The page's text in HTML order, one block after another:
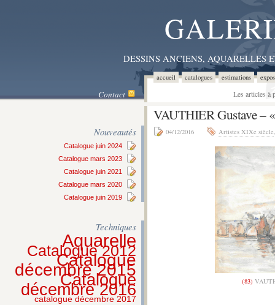
DESSINS ANCIENS,
accueil catalogues estimations
Contact Les articles à
Nouveautés
Catalogue juin 2024
Catalogue mars 2023
Catalogue juin 2021
Catalogue mars 2020
Catalogue juin 2019
Techniques
Aquarelle
Catalogue 2012
Catalogue
décembre 2015
Catalogue
décembre 2016
catalogue décembre 2017
VAUTHIER Gustave
04/12/2016 Artistes XIXe siècle
(83)